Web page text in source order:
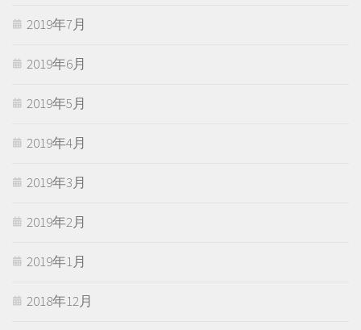
2019年7月
2019年6月
2019年5月
2019年4月
2019年3月
2019年2月
2019年1月
2018年12月